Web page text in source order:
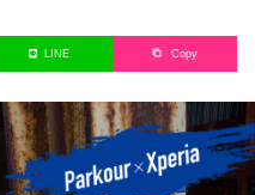
LINE Copy